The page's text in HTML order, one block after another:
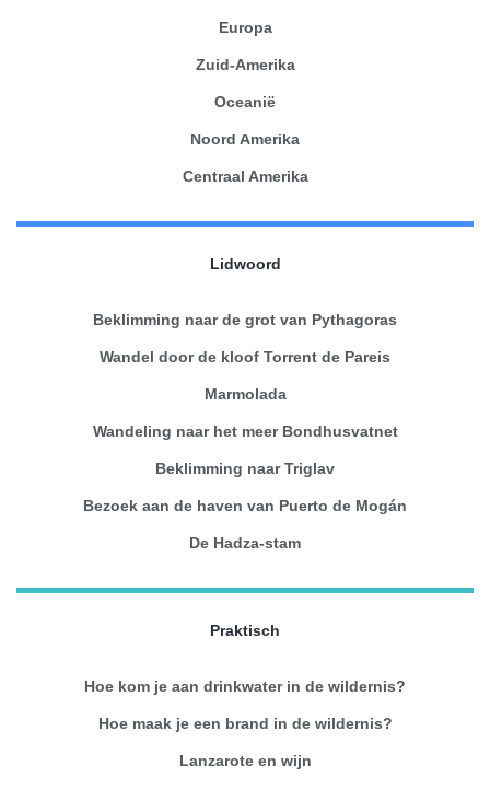
Europa
Zuid-Amerika
Oceanië
Noord Amerika
Centraal Amerika
Lidwoord
Beklimming naar de grot van Pythagoras
Wandel door de kloof Torrent de Pareis
Marmolada
Wandeling naar het meer Bondhusvatnet
Beklimming naar Triglav
Bezoek aan de haven van Puerto de Mogán
De Hadza-stam
Praktisch
Hoe kom je aan drinkwater in de wildernis?
Hoe maak je een brand in de wildernis?
Lanzarote en wijn